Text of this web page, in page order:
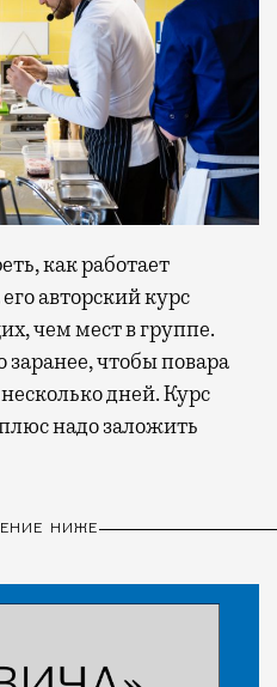
как работает
авторский курс
чем мест в группе.
чтобы повара
дней. Курс
надо заложить
НИЖЕ